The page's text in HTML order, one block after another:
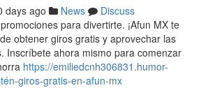
days ago News
Discuss
para divertirte. ¡Afun MX te
obtener giros gratis y aprovechar las
Inscríbete ahora mismo para comenzar
https://emiliedcnh306831.humor-
giros-gratis-en-afun-mx